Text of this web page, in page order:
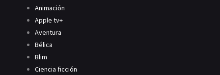
Animación
Apple tv+
Aventura
Bélica
Blim
Ciencia ficción